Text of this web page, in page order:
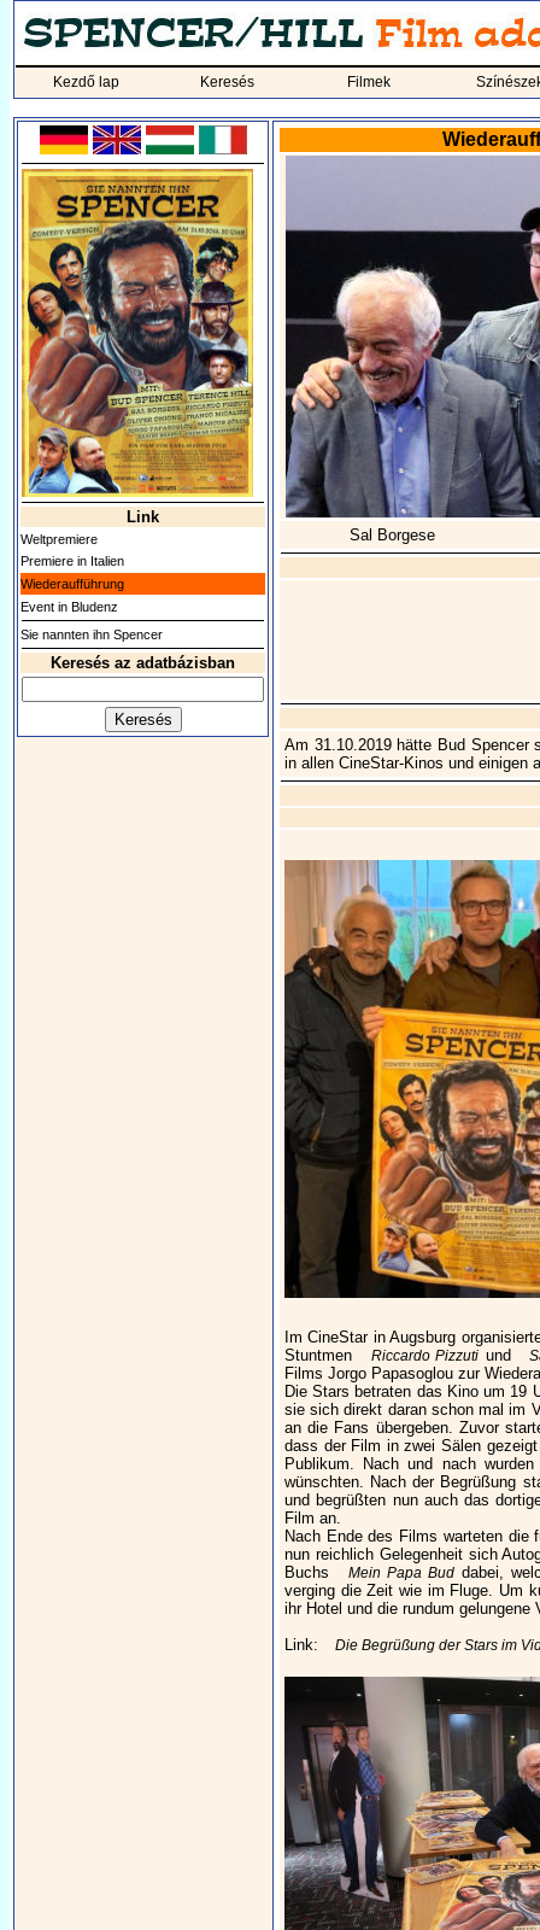
Kezdő lap Keresés Filmek
Link
Weltpremiere
Premiere in Italien
Wiederaufführung
Event in Bludenz
Sie nannten ihn Spencer
Keresés az adatbázisban
Sal Borgese
Am 31.10.2019 hätte Bud
in allen CineStar-Kinos und einigen
Im CineStar in Augsburg
Stuntmen
Riccardo Pizzuti und
Films Jorgo Papasoglou zur
Die Stars betraten das Kino um 19
sie sich direkt daran schon mal im
an die Fans übergeben. Zuvor
dass der Film in zwei Sälen
Publikum. Nach und nach
wünschten. Nach der Begrüßung
und begrüßten nun auch das
Film an.
Nach Ende des Films warteten
nun reichlich Gelegenheit sich
Buchs
Mein Papa Bud dabei,
verging die Zeit wie im Fluge. Um
ihr Hotel und die rundum gelungene
Link:
Die Begrüßung der Stars im